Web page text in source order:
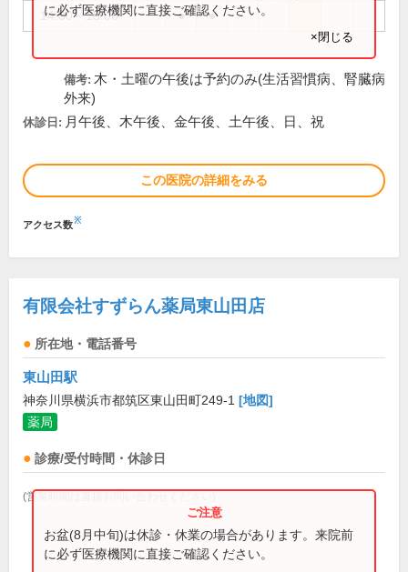
14:00～18:00 ● ●
に必ず医療機関に直接ご確認ください。
×閉じる
備考: 木・土曜の午後は予約のみ(生活習慣病、腎臓病
外来)
休診日: 月午後、木午後、金午後、土午後、日、祝
この医院の詳細をみる
アクセス数※
有限会社すずらん薬局東山田店
所在地・電話番号
東山田駅
神奈川県横浜市都筑区東山田町249-1 [地図]
薬局
診療/受付時間・休診日
(営業時間は直接お問い合わせください)
お盆(8月中旬)は休診・休業の場合があります。来院前
に必ず医療機関に直接ご確認ください。